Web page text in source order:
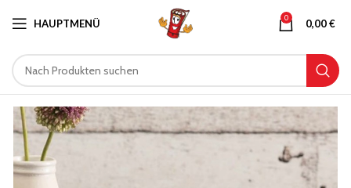
HAUPTMENÜ 0 0,00€